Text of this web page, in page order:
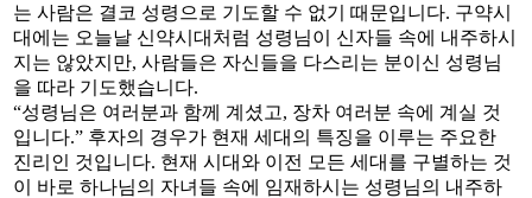
는 사람은 결코 성령으로 기도할 수 없기 때문입니다. 구약시
대에는 오늘날 신약시대처럼 성령님이 신자들 속에 내주하시
지는 않았지만, 사람들은 자신들을 다스리는 분이신 성령님
을 따라 기도했습니다.
“성령님은 여러분과 함께 계셨고, 장차 여러분 속에 계실 것
입니다.” 후자의 경우가 현재 세대의 특징을 이루는 주요한
진리인 것입니다. 현재 시대와 이전 모든 세대를 구별하는 것
이 바로 하나님의 자녀들 속에 임재하시는 성령님의 내주하